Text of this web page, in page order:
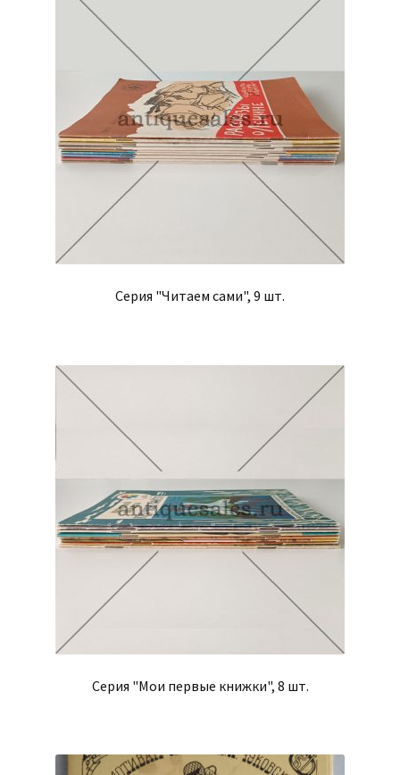
Серия "Читаем сами", 9 шт.
Серия "Мои первые книжки", 8 шт.